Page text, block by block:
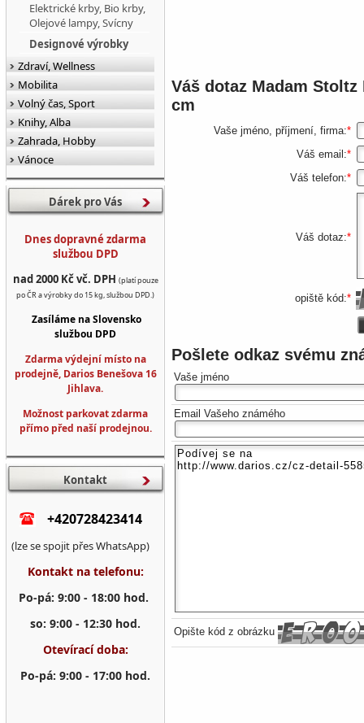
Váš dotaz Madam Stoltz
cm
Vaše jméno, příjmení, firma:*
Váš email:*
Váš telefon:*
Váš dotaz:*
opiště kód:*
Pošlete odkaz svému
Vaše jméno
Email Vašeho známého
Opište kód z obrázku
Elektrické krby, Bio krby,
Olejové lampy, Svícny
Designové výrobky
Zdraví, Wellness
Mobilita
Volný čas, Sport
Knihy, Alba
Zahrada, Hobby
Vánoce
Dárek pro Vás
Dnes dopravné zdarma
službou DPD
nad 2000 Kč vč. DPH (platí pouze
po ČR a výrobky do 15 kg, službou DPD.)
Zasíláme na Slovensko
službou DPD
Zdarma výdejní místo na
prodejně, Darios Benešova 16
Jihlava.
Možnost parkovat zdarma
přímo před naší prodejnou.
Kontakt
+420728423414
(lze se spojit přes WhatsApp)
Kontakt na telefonu:
Po-pá: 9:00 - 18:00 hod.
so: 9:00 - 12:30 hod.
Otevírací doba:
Po-pá: 9:00 - 17:00 hod.